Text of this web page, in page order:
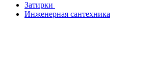
Затирки
Инженерная сантехника